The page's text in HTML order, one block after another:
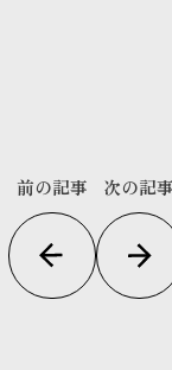
前の記事 次の記事